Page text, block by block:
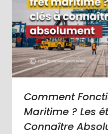
Comment
Maritime ? Les
Connaître